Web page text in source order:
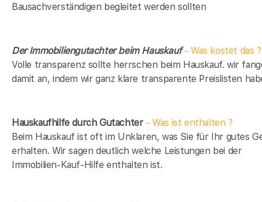
Bausachverständigen begleitet werden sollten
Der Immobiliengutachter beim Hauskauf- Was kostet das ?
Volle transparenz sollte herrschen beim Hauskauf. wir
damit an, indem wir ganz klare transparente Preislisten
Hauskaufhilfe durch Gutachter- Was ist enthalten ?
Beim Hauskauf ist oft im Unklaren, was Sie für Ihr gutes
erhalten. Wir sagen deutlich welche Leistungen bei der
Immobilien-Kauf-Hilfe enthalten ist.